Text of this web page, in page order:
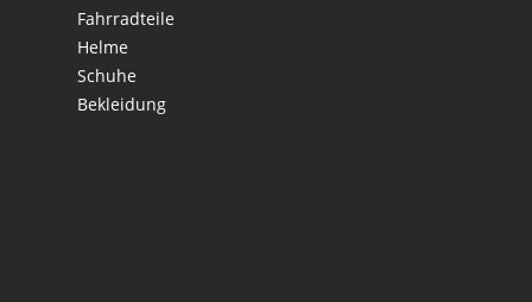
Fahrradteile
Helme
Schuhe
Bekleidung